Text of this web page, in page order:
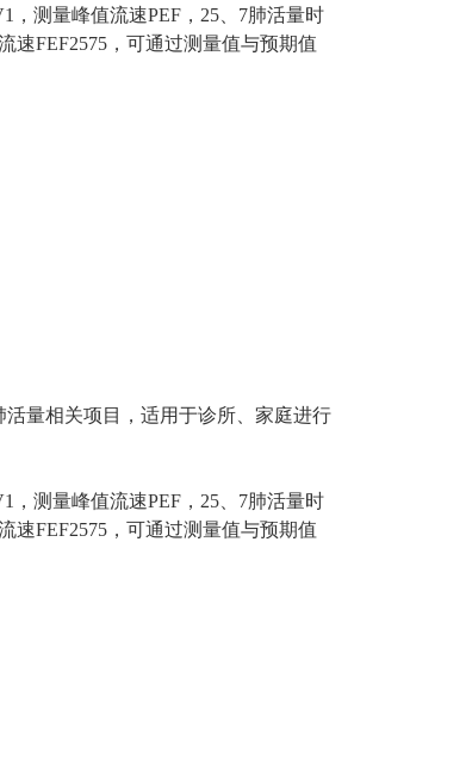
，测量峰值流速PEF，25、7肺活量时
速FEF2575，可通过测量值与预期值
量相关项目，适用于诊所、家庭进行
，测量峰值流速PEF，25、7肺活量时
速FEF2575，可通过测量值与预期值